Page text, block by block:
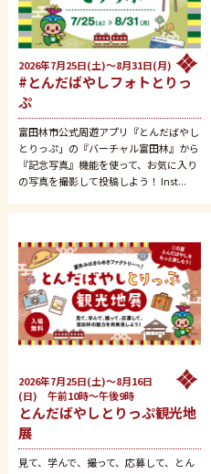
2026年7月25日(土)～8月31日(月)
#とんだばやしフォトとりっ
ぷ
富田林市公式周遊アプリ『とんだばやし
とりっぷ」の『バーチャル富田林』から
『記念写真』機能を使って、お気に入り
の写真を撮影して投稿しよう！ Inst...
2026年7月25日(土)～8月16日
(日) 午前10時～午後9時
とんだばやしとりっぷ観光地
展
見て、学んで、撮って、応募して、とん